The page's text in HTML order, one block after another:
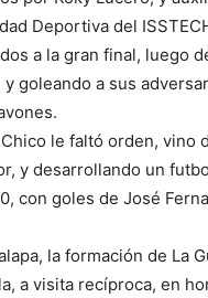
Deportiva del
a la gran final, luego
goleando a sus
le faltó orden, vino
y desarrollando un
con goles de José
la formación de La
a visita recíproca, en